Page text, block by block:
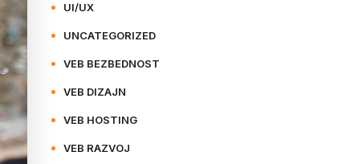
UI/UX
UNCATEGORIZED
VEB BEZBEDNOST
VEB DIZAJN
VEB HOSTING
VEB RAZVOJ